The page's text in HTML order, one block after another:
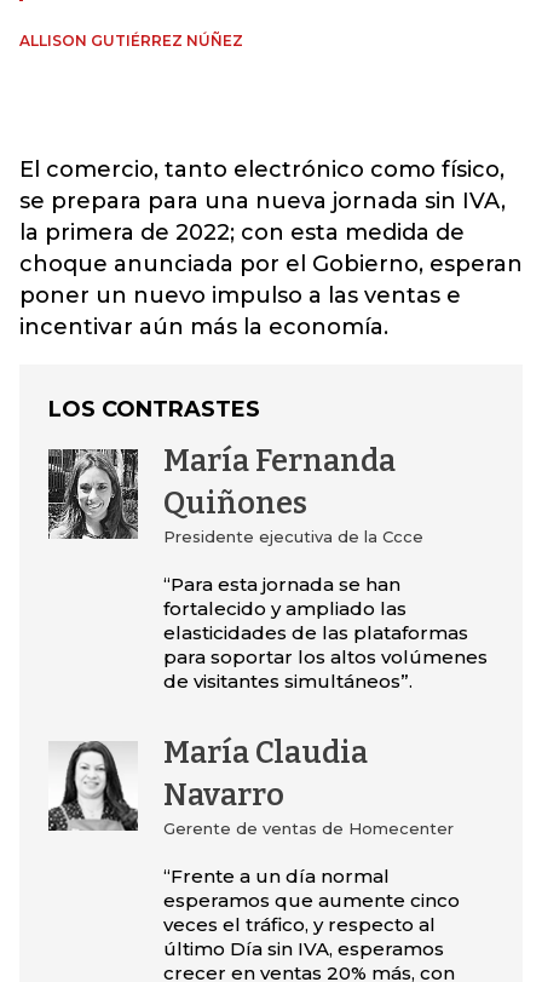
ALLISON GUTIÉRREZ NÚÑEZ
El comercio, tanto electrónico como físico,
se prepara para una nueva jornada sin IVA,
la primera de 2022; con esta medida de
choque anunciada por el Gobierno, esperan
poner un nuevo impulso a las ventas e
incentivar aún más la economía.
LOS CONTRASTES
María Fernanda
Quiñones
Presidente ejecutiva de la Ccce
“Para esta jornada se han
fortalecido y ampliado las
elasticidades de las plataformas
para soportar los altos volúmenes
de visitantes simultáneos”.
María Claudia
Navarro
Gerente de ventas de Homecenter
“Frente a un día normal
esperamos que aumente cinco
veces el tráfico, y respecto al
último Día sin IVA, esperamos
crecer en ventas 20% más, con